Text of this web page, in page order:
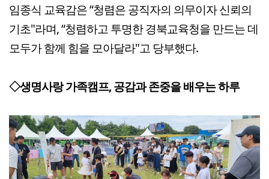
임종식 교육감은 “청렴은 공직자의 의무이자 신뢰의
기초"라며, “청렴하고 투명한 경북교육청을 만드는 데
모두가 함께 힘을 모아달라"고 당부했다.
◇생명사랑 가족캠프, 공감과 존중을 배우는 하루